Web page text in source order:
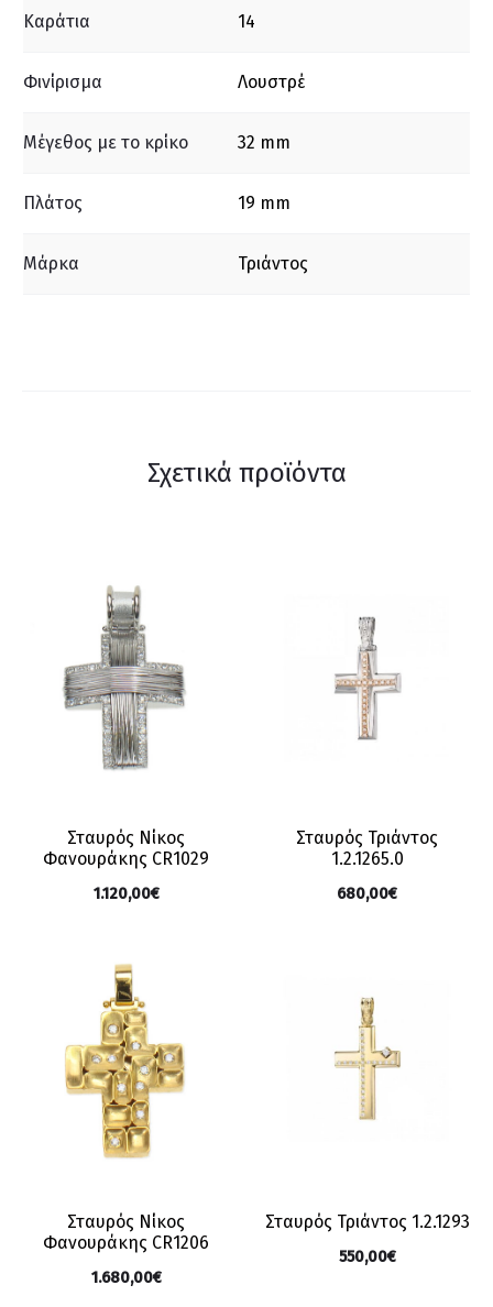
Καράτια 14
Φινίρισμα Λουστρέ
Μέγεθος με το κρίκο 32 mm
Πλάτος 19 mm
Μάρκα Τριάντος
Σχετικά προϊόντα
Σταυρός Νίκος
Φανουράκης CR1029
1.120,00€
Σταυρός Τριάντος
1.2.1265.0
680,00€
Σταυρός Νίκος
Φανουράκης CR1206
1.680,00€
Σταυρός Τριάντος 1.2.1293
550,00€